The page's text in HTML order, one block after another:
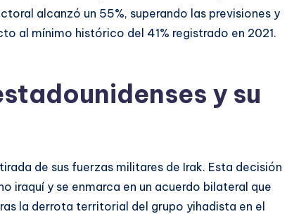
alcanzó un 55%, superando las previsiones y
al mínimo histórico del 41% registrado en 2021.
y su
de sus fuerzas militares de Irak. Esta decisión
iraquí y se enmarca en un acuerdo bilateral que
la derrota territorial del grupo yihadista en el